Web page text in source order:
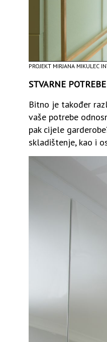
PROJEKT MIRJANA MIKULEC
STVARNE POTREBE
Bitno je također
vaše potrebe
pak cijele
skladištenje, kao i